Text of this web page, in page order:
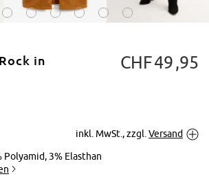
Vergrößern
in
CHF49 95
inkl. MwSt., zzgl. Versand
Polyamid, 3% Elasthan